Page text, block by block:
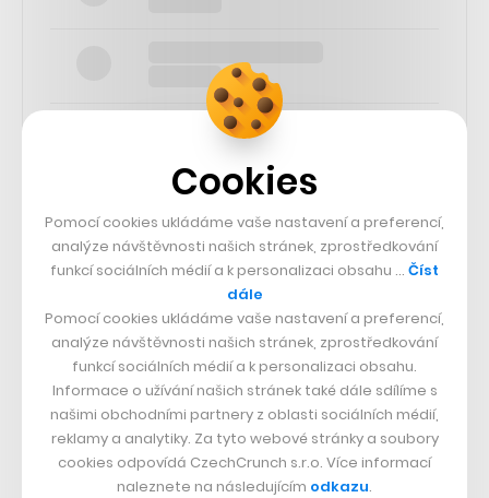
SLEDUJTE NÁS
73k
25k
56.4k
Cookies
Pomocí cookies ukládáme vaše nastavení a preferencí,
analýze návštěvnosti našich stránek, zprostředkování
funkcí sociálních médií a k personalizaci obsahu … Číst
dále
Pomocí cookies ukládáme vaše nastavení a preferencí,
analýze návštěvnosti našich stránek, zprostředkování
funkcí sociálních médií a k personalizaci obsahu.
Informace o užívání našich stránek také dále sdílíme s
našimi obchodními partnery z oblasti sociálních médií,
reklamy a analytiky. Za tyto webové stránky a soubory
cookies odpovídá CzechCrunch s.r.o. Více informací
naleznete na následujícím odkazu.